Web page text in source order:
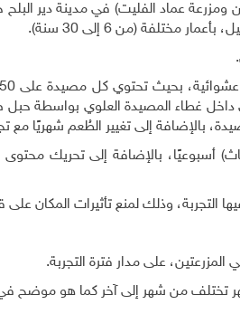
عماد الفليت) في مدينة دير البلح
بالإضافة إلى تغيير الطُعم شهريًا
أسبوعيًا، بالإضافة إلى تحريك محتوى
التجربة، وذلك لمنع تأثيرات المكان
على مدار فترة التجربة.
تختلف من شهر إلى آخر كما هو موضح في